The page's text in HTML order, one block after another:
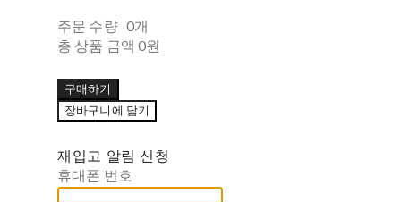
주문 수량 0개
총 상품 금액 0원
구매하기
장바구니에 담기
재입고 알림 신청
휴대폰 번호